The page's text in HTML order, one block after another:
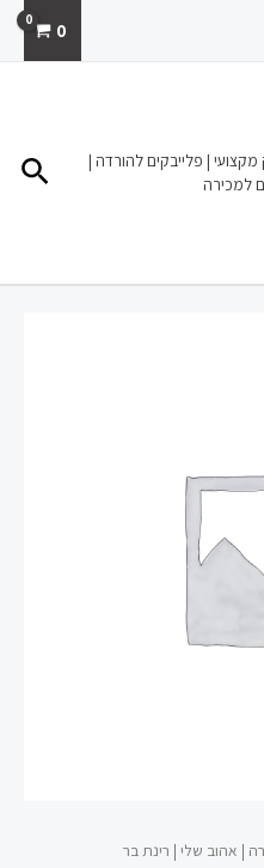
0
מקצועי | פלייבקים להורדה |
למכירה
| אהוב שלי | רינת בר